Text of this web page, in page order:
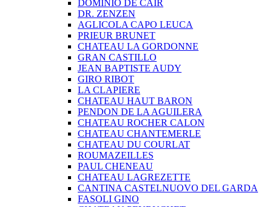
DOMINIO DE CAIR
DR. ZENZEN
AGLICOLA CAPO LEUCA
PRIEUR BRUNET
CHATEAU LA GORDONNE
GRAN CASTILLO
JEAN BAPTISTE AUDY
GIRO RIBOT
LA CLAPIERE
CHATEAU HAUT BARON
PENDON DE LA AGUILERA
CHATEAU ROCHER CALON
CHATEAU CHANTEMERLE
CHATEAU DU COURLAT
ROUMAZEILLES
PAUL CHENEAU
CHATEAU LAGREZETTE
CANTINA CASTELNUOVO DEL GARDA
FASOLI GINO